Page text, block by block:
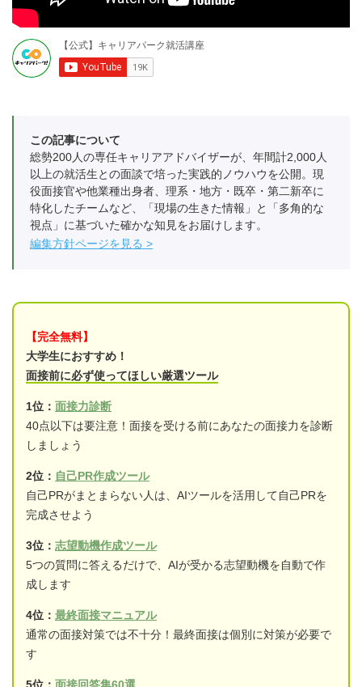
この記事について
総勢200人の専任キャリアアドバイザーが、年間計2,000人
以上の就活生との面談で培った実践的ノウハウを公開。現
役面接官や他業種出身者、理系・地方・既卒・第二新卒に
特化したチームなど、「現場の生きた情報」と「多角的な
視点」に基づいた確かな知見をお届けします。
編集方針ページを見る
【完全無料】
大学生におすすめ！
面接前に必ず使ってほしい厳選ツール
1位： 面接力診断
40点以下は要注意！面接を受ける前にあなたの面接力を診断
しましょう
2位： 自己PR作成ツール
自己PRがまとまらない人は、AIツールを活用して自己PRを
完成させよう
3位： 志望動機作成ツール
5つの質問に答えるだけで、AIが受かる志望動機を自動で作
成します
4位： 最終面接マニュアル
通常の面接対策では不十分！最終面接は個別に対策が必要で
す